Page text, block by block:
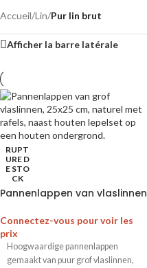
Accueil/Lin/Pur lin brut
Afficher la barre latérale
RUPT
URE D
E STO
CK
Pannenlappen van vlaslinnen
Connectez-vous pour voir les
prix
Hoogwaardige pannenlappen
gemaakt van puur grof vlaslinnen,